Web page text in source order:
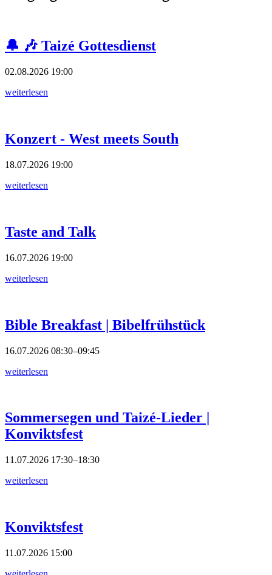
🔔 🎶 Taizé Gottesdienst
02.08.2026 19:00
weiterlesen
Konzert - West meets South
18.07.2026 19:00
weiterlesen
Taste and Talk
16.07.2026 19:00
weiterlesen
Bible Breakfast | Bibelfrühstück
16.07.2026 08:30–09:45
weiterlesen
Sommersegen und Taizé-Lieder |
Konviktsfest
11.07.2026 17:30–18:30
weiterlesen
Konviktsfest
11.07.2026 15:00